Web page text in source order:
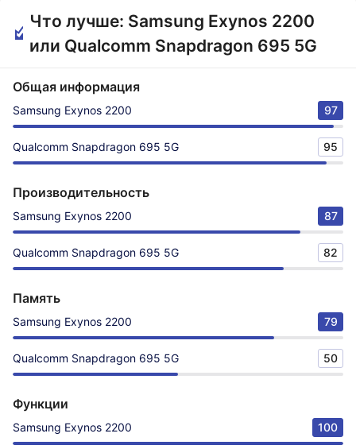
Что лучше: Samsung Exynos 2200
или Qualcomm Snapdragon 695 5G
Общая информация
Samsung Exynos 2200 97
Qualcomm Snapdragon 695 5G 95
Производительность
Samsung Exynos 2200 87
Qualcomm Snapdragon 695 5G 82
Память
Samsung Exynos 2200 79
Qualcomm Snapdragon 695 5G 50
Функции
Samsung Exynos 2200 100